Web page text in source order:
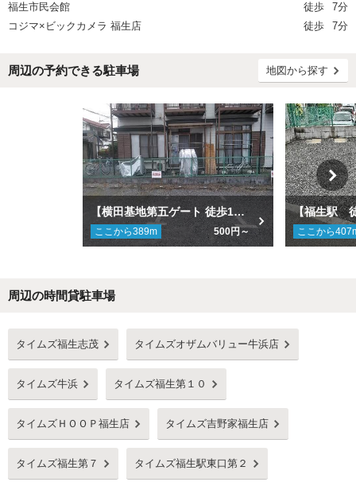
福生市民会館
徒歩
7分
コジマ×ビックカメラ 福生店
徒歩 7分
周辺の予約できる駐車場 地図から探す
【横田基地第五ゲート 徒歩17分】原ヶ谷戸第３駐車場 No.197
ここから389m 500円～ ここから407
周辺の時間貸駐車場
タイムズ福生志茂 タイムズオザムバリュー牛浜店
タイムズ牛浜 タイムズ福生第１０
タイムズＨＯＯＰ福生店 タイムズ吉野家福生店
タイムズ福生第７ タイムズ福生駅東口第２